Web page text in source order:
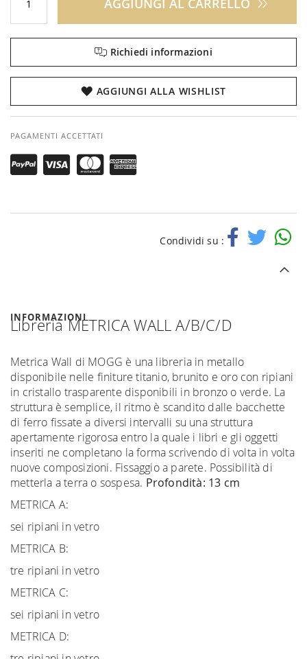
AGGIUNGI AL CARRELLO
Richiedi informazioni
AGGIUNGI ALLA WISHLIST
PAGAMENTI ACCETTATI
Condividi su :
INFORMAZIONI
Libreria METRICA WALL A/B/C/D
Metrica Wall di MOGG è una libreria in metallo
disponibile nelle finiture titanio, brunito e oro con ripiani
in cristallo trasparente disponibili in bronzo o verde. La
struttura è semplice, il ritmo è scandito dalle bacchette
di ferro fissate a diversi intervalli su una struttura
apertamente rigorosa entro la quale i libri e gli oggetti
inseriti ne completano la forma scrivendo di volta in volta
nuove composizioni. Fissaggio a parete. Possibilità di
metterla a terra o sospesa. Profondità: 13 cm
METRICA A:
sei ripiani in vetro
METRICA B:
tre ripiani in vetro
METRICA C:
sei ripiani in vetro
METRICA D: